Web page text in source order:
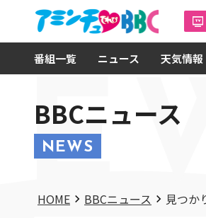
番組一覧 ニュース 天気情報
「
BBCニュース
NEWS
HOME BBCニュース 見つか